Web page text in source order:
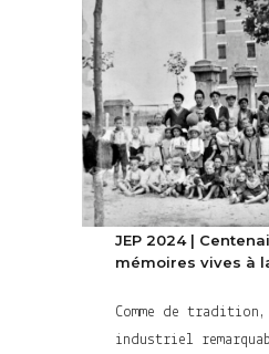
JEP 2024 |
mémoires vives à
Comme de tradition,
industriel